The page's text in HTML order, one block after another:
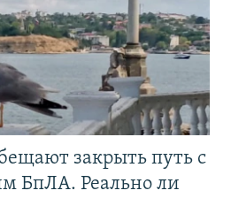
закрыть путь с
БпЛА. Реально ли